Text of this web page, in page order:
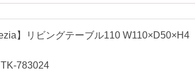
】リビングテーブル110 W110×D50×H4
783024